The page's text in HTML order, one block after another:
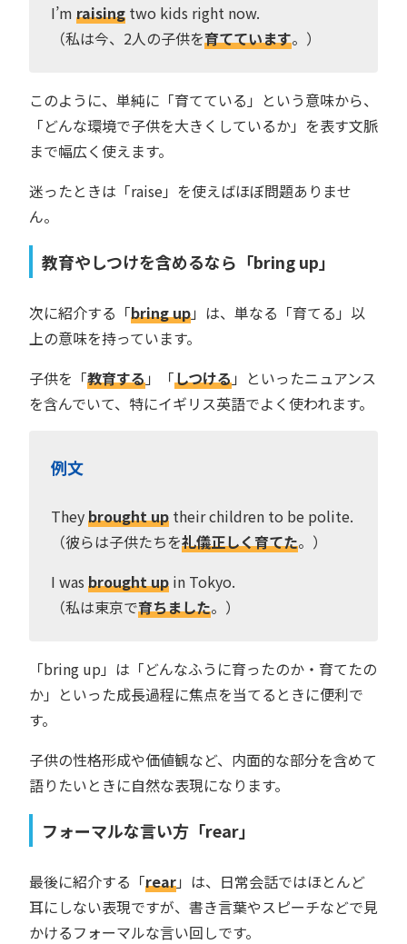
I’m raising two kids right now.
（私は今、2人の子供を育てています。）
このように、単純に「育てている」という意味から、
「どんな環境で子供を大きくしているか」を表す文脈
まで幅広く使えます。
迷ったときは「raise」を使えばほぼ問題ありませ
ん。
教育やしつけを含めるなら「bring up」
次に紹介する「bring up」は、単なる「育てる」以
上の意味を持っています。
子供を「教育する」「しつける」といったニュアンス
を含んでいて、特にイギリス英語でよく使われます。
例文
Theybrought up their children to be polite.
（彼らは子供たちを礼儀正しく育てた。）
I was brought up in Tokyo.
（私は東京で育ちました。）
「bring up」は「どんなふうに育ったのか・育てたの
か」といった成長過程に焦点を当てるときに便利で
す。
子供の性格形成や価値観など、内面的な部分を含めて
語りたいときに自然な表現になります。
フォーマルな言い方「rear」
最後に紹介する「rear」は、日常会話ではほとんど
耳にしない表現ですが、書き言葉やスピーチなどで見
かけるフォーマルな言い回しです。